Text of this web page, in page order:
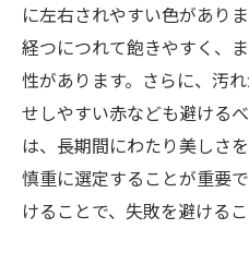
に左右されやすい色があり
経つにつれて飽きやすく、
性があります。さらに、汚
せしやすい赤なども避ける
は、長期間にわたり美しさ
慎重に選定することが重要
けることで、失敗を避けるこ